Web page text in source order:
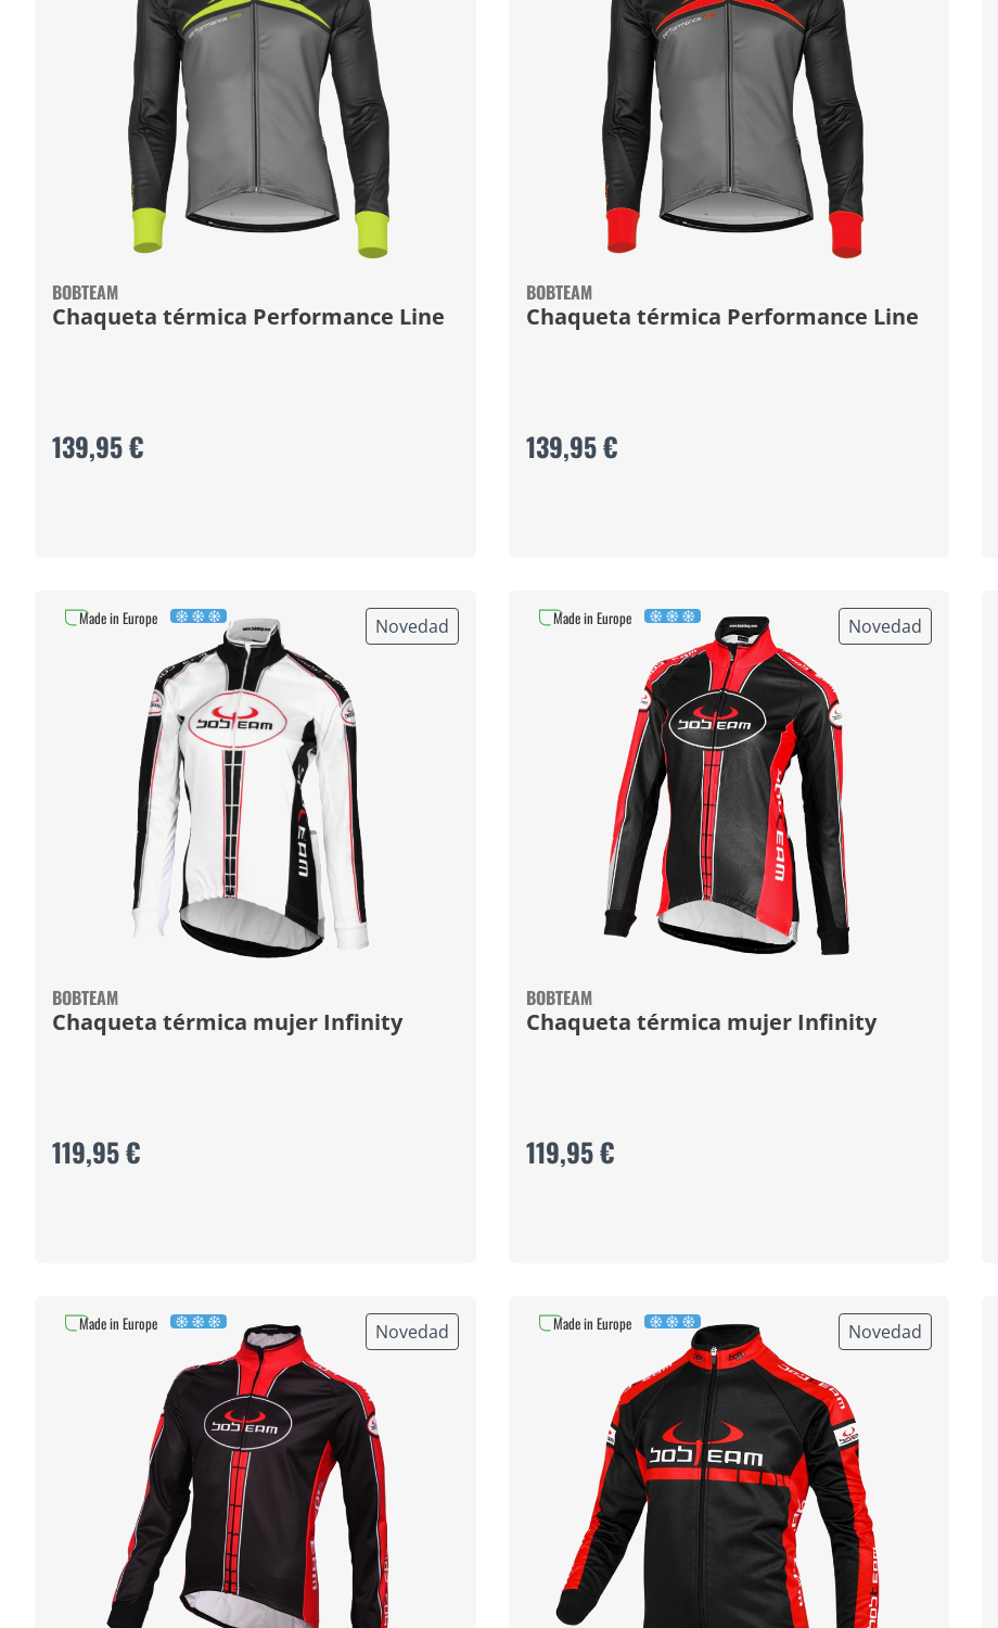
BOBTEAM
Chaqueta térmica Performance Line
139,95 €
BOBTEAM
Chaqueta térmica Performance Line
139,95 €
Novedad
BOBTEAM
Chaqueta térmica mujer Infinity
119,95 €
Made in Europe Novedad
BOBTEAM
Chaqueta térmica mujer Infinity
119,95 €
Made in Europe
Novedad
Made in Europe Novedad
Made in Europe